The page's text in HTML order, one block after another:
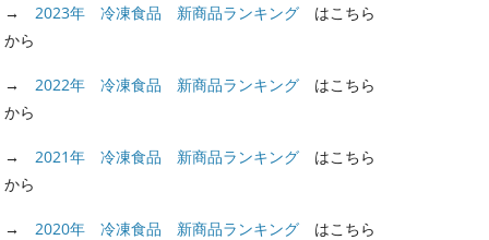
→ 2023年 冷凍食品 新商品ランキング はこちら
から
→ 2022年 冷凍食品 新商品ランキング はこちら
から
→ 2021年 冷凍食品 新商品ランキング はこちら
から
→ 2020年 冷凍食品 新商品ランキング はこちら